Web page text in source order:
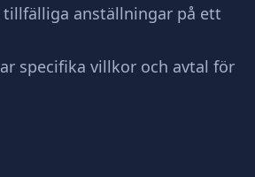
anställningar på ett
specifika villkor och avtal för